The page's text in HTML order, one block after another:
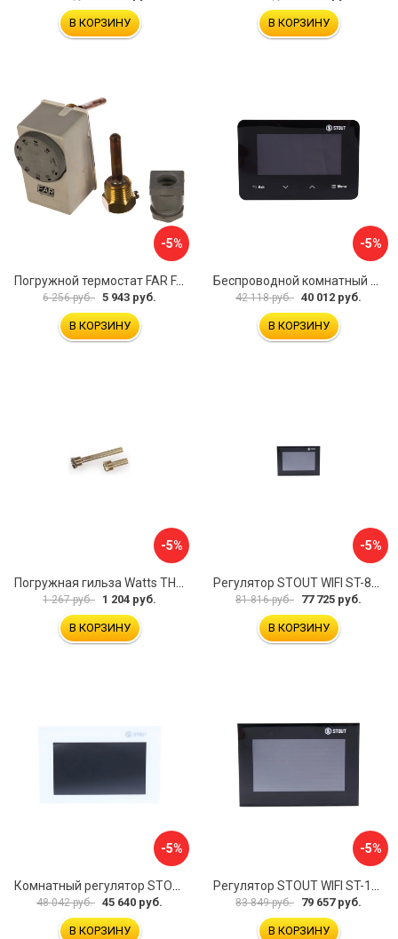
В КОРЗИНУ В КОРЗИНУ
-5%
Погружной термостат FAR FA 7950
6 256 руб. 5 943 руб.
В КОРЗИНУ
-5%
42 118 руб. 40 012 руб.
В КОРЗИНУ
-5%
Погружная гильза Watts TH 10006135
1 267 руб. 1 204 руб.
В КОРЗИНУ
-5%
Регулятор STOUT WIFI ST-8s STE-0101-100802 RG008V0JPVLMEU
81 816 руб. 77 725 руб.
В КОРЗИНУ
-5%
48 042 руб. 45 640 руб.
В КОРЗИНУ
-5%
83 849 руб. 79 657 руб.
В КОРЗИНУ